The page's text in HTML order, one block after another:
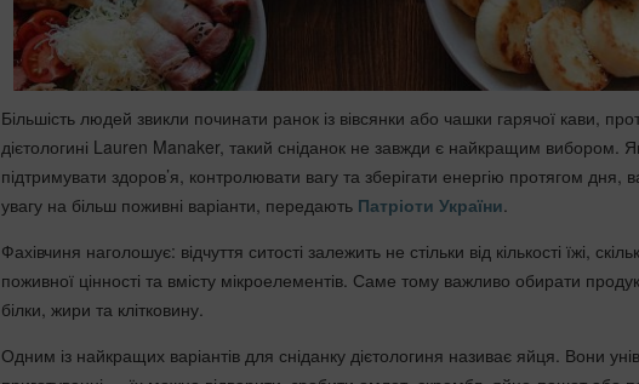
Більшість людей звикли починати ранок із вівсянки або чашки гарячої кави,
дієтологині Lauren Manaker, такий сніданок не завжди є найкращим
підтримувати здоров’я, контролювати вагу та зберігати енергію протягом дня,
увагу на більш поживні варіанти, передають Патріоти України.
Фахівчиня наголошує: відчуття ситості залежить не стільки від кількості їжі,
поживної цінності та вмісту мікроелементів. Саме тому важливо обирати
білки, жири та клітковину.
Одним із найкращих варіантів для сніданку дієтологиня називає яйця. Вони